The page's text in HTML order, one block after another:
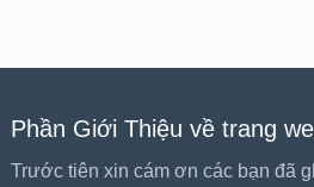
Phần Giới Thiệu về trang
Trước tiên xin cám ơn các bạn đã